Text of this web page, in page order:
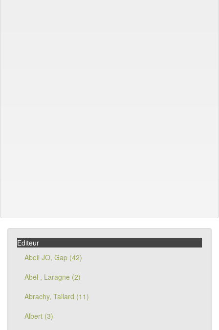
Editeur
Abeil JO, Gap (42)
Abel , Laragne (2)
Abrachy, Tallard (11)
Albert (3)